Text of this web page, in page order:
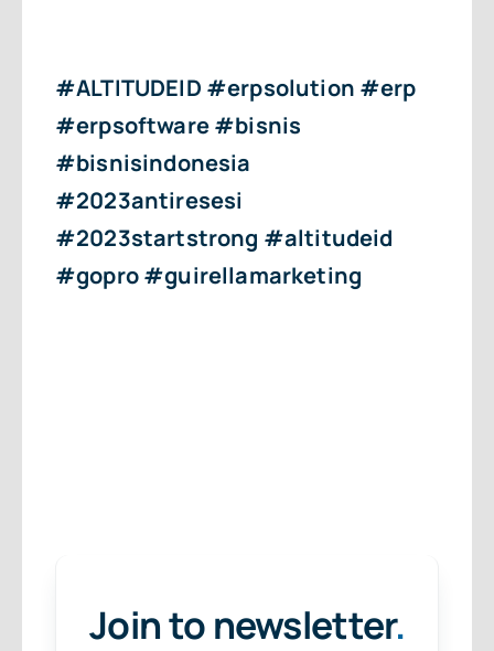
#ALTITUDEID #erpsolution #erp
#erpsoftware #bisnis
#bisnisindonesia
#2023antiresesi
#2023startstrong #altitudeid
#gopro #guirellamarketing
Join to newsletter.